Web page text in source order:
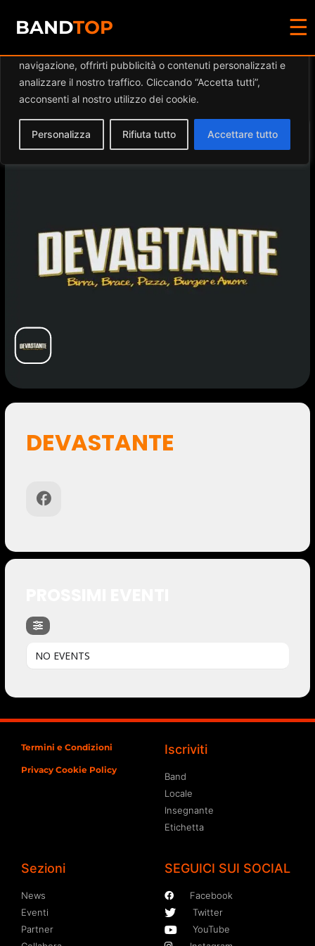
Diamo valore alla tua privacy
navigazione, offrirti pubblicità o contenuti personalizzati e
analizzare il nostro traffico. Cliccando “Accetta tutti”,
acconsenti al nostro utilizzo dei cookie.
Personalizza Rifiuta tutto Accettare tutto
BANDTOP ☰
Events at this location
DEVASTANTE
NO EVENTS
Termini e Condizioni
Privacy Cookie Policy
Iscriviti
Band
Locale
Insegnante
Etichetta
Sezioni
News
Eventi
Partner
SEGUICI SUI SOCIAL
Facebook
Twitter
YouTube